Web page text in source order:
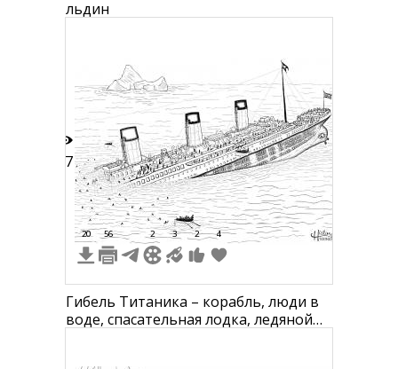
льдин
77
20 56 2 3 2 4
Гибель Титаника – корабль, люди в
воде, спасательная лодка, ледяной